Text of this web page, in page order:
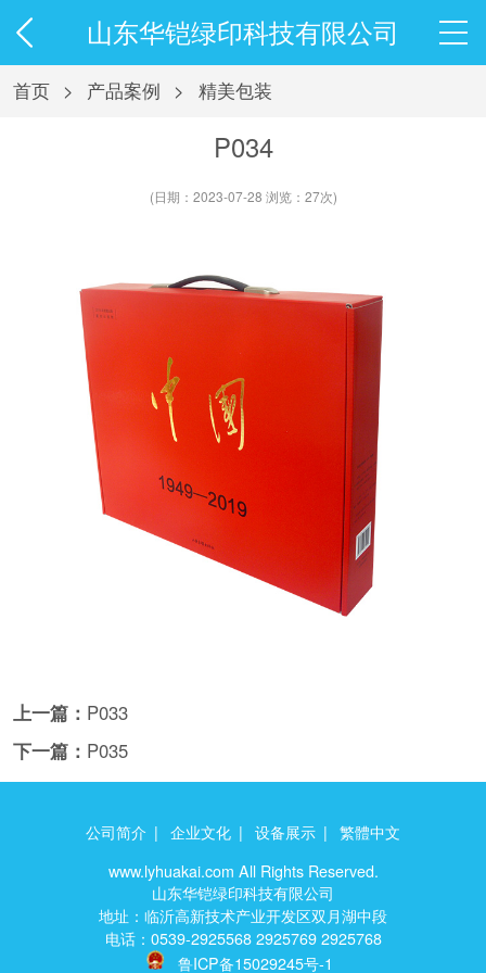
山东华铠绿印科技有限公司
首页 > 产品案例 > 精美包装
P034
(日期：2023-07-28 浏览：27次)
上一篇： P033
下一篇： P035
公司简介 | 企业文化 | 设备展示 |
繁體中文
www.lyhuakai.com All Rights Reserved.
山东华铠绿印科技有限公司
地址：临沂高新技术产业开发区双月湖中段
电话：0539-2925568 2925769 2925768
鲁ICP备15029245号-1